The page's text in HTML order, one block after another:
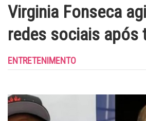
Virginia Fonseca
redes sociais após
ENTRETENIMENTO